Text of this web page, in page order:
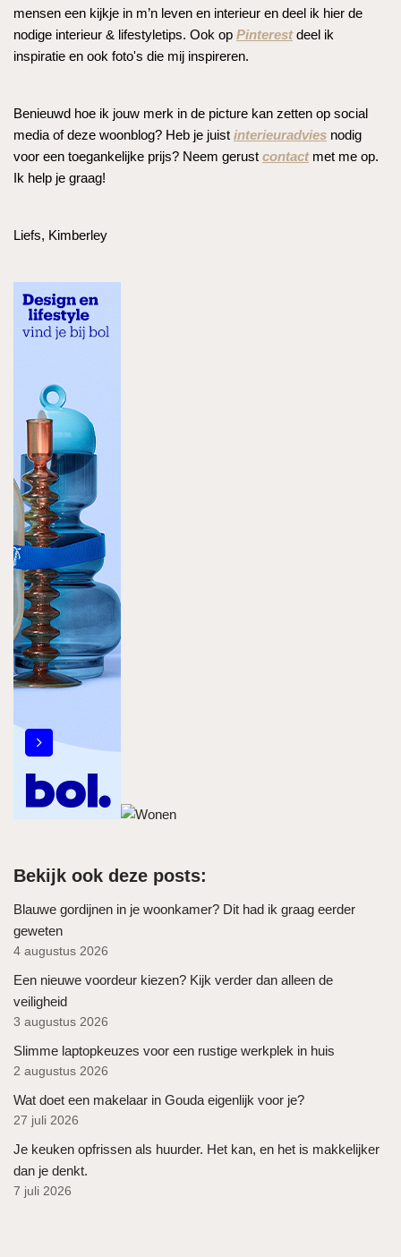
mensen een kijkje in m’n leven en interieur en deel ik hier de
nodige interieur & lifestyletips. Ook op Pinterestdeel ik
inspiratie en ook foto's die mij inspireren.
Benieuwd hoe ik jouw merk in de picture kan zetten op social
media of deze woonblog? Heb je juist interieuradvies nodig
voor een toegankelijke prijs? Neem gerust contactmet me op.
Ik help je graag!
Liefs, Kimberley
Bekijk ook deze posts:
Blauwe gordijnen in je woonkamer? Dit had ik graag eerder
geweten
4 augustus 2026
Een nieuwe voordeur kiezen? Kijk verder dan alleen de
veiligheid
3 augustus 2026
Slimme laptopkeuzes voor een rustige werkplek in huis
2 augustus 2026
Wat doet een makelaar in Gouda eigenlijk voor je?
27 juli 2026
Je keuken opfrissen als huurder. Het kan, en het is makkelijker
dan je denkt.
7 juli 2026